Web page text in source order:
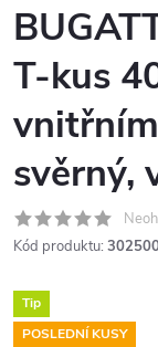
T-kus
svěrný,
Kód produktu:
Tip
POSLEDNÍ KUSY